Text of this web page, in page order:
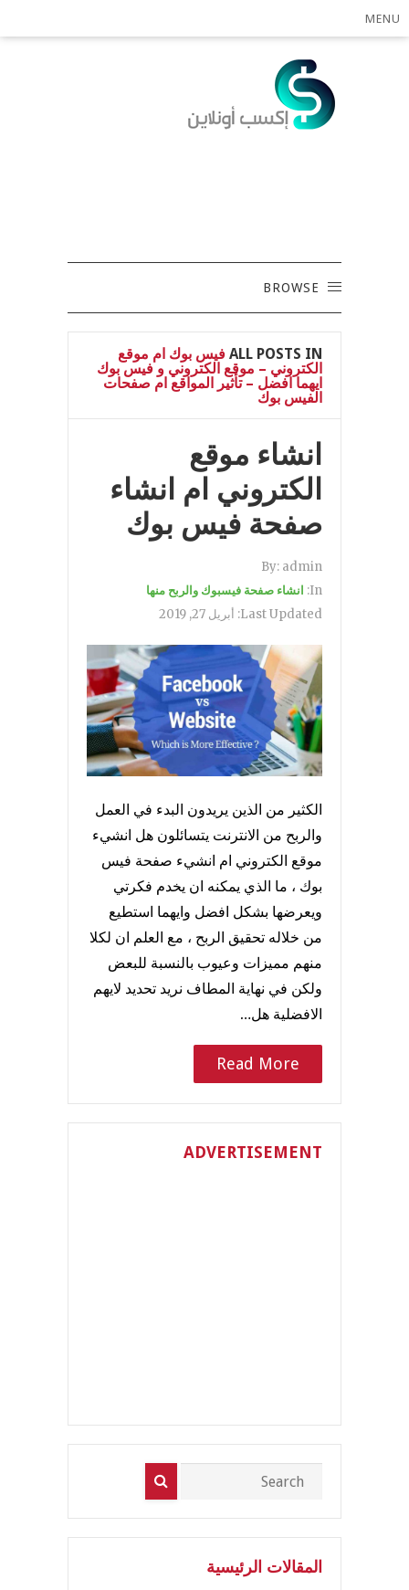
MENU
BROWSE
ALL POSTS IN فيس بوك ام موقع
الكتروني – موقع الكتروني و فيس بوك
ايهما افضل – تأثير المواقع ام صفحات
الفيس بوك
انشاء موقع
الكتروني ام انشاء
صفحة فيس بوك
By: admin
In: انشاء صفحة فيسبوك والربح منها
Last Updated: أبريل 27, 2019
الكثير من الذين يريدون البدء في العمل
والربح من الانترنت يتسائلون هل انشيء
موقع الكتروني ام انشيء صفحة فيس
بوك ، ما الذي يمكنه ان يخدم فكرتي
ويعرضها بشكل افضل وايهما استطيع
من خلاله تحقيق الربح ، مع العلم ان لكلا
منهم مميزات وعيوب بالنسبة للبعض
ولكن في نهاية المطاف نريد تحديد لايهم
الافضلية هل…
Read More
ADVERTISEMENT
المقالات الرئيسية